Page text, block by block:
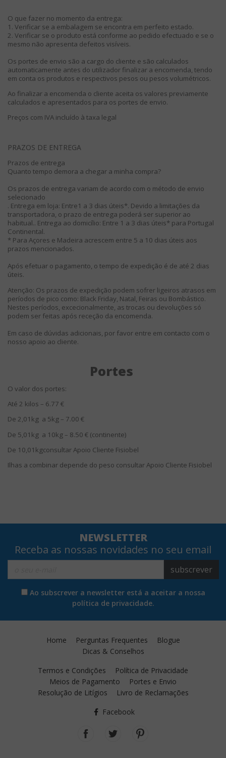
O que fazer no momento da entrega:
1. Verificar se a embalagem se encontra em perfeito estado.
2. Verificar se o produto está conforme ao pedido efectuado e se o
mesmo não apresenta defeitos visíveis.
Os portes de envio são a cargo do cliente e são calculados
automaticamente antes do utilizador finalizar a encomenda, tendo
em conta os produtos e respectivos pesos ou pesos volumétricos.
Ao finalizar a encomenda o cliente aceita os valores previamente
calculados e apresentados para os portes de envio.
Preços com IVA incluído à taxa legal
PRAZOS DE ENTREGA
Prazos de entrega
Quanto tempo demora a chegar a minha compra?
Os prazos de entrega variam de acordo com o método de envio
selecionado
. Entrega em loja: Entre1 a 3 dias úteis*. Devido a limitações da
transportadora, o prazo de entrega poderá ser superior ao
habitual.. Entrega ao domicílio: Entre 1 a 3 dias úteis* para Portugal
Continental.
* Para Açores e Madeira acrescem entre 5 a 10 dias úteis aos
prazos mencionados.
Após efetuar o pagamento, o tempo de expedição é de até 2 dias
úteis.
Atenção: Os prazos de expedição podem sofrer ligeiros atrasos em
períodos de pico como: Black Friday, Natal, Feiras ou Bombástico.
Nestes períodos, excecionalmente, as trocas ou devoluções só
podem ser feitas após receção da encomenda.
Em caso de dúvidas adicionais, por favor entre em contacto com o
nosso apoio ao cliente.
Portes
O valor dos portes:
Até 2 kilos – 6.77 €
De 2,01kg a 5kg – 7.00 €
De 5,01kg a 10kg – 8.50 € (continente)
De 10,01kgconsultar Apoio Cliente Fisiobel
Ilhas a combinar depende do peso consultar Apoio Cliente Fisiobel
NEWSLETTER
Receba as nossas novidades no seu email
subscrever
Ao subscrever a newsletter está a aceitar a nossa
política de privacidade.
Home Perguntas Frequentes
Blogue
Dicas & Conselhos
Termos e Condições
Política de Privacidade
Meios de Pagamento
Portes e Envio
Resolução de Litígios
Livro de Reclamações
Facebook